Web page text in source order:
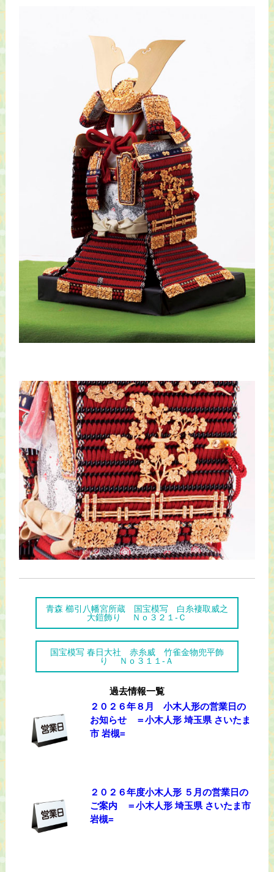
青森 櫛引八幡宮所蔵 国宝模写 白糸褄取威之
大鎧飾り Ｎｏ３２１-Ｃ
国宝模写 春日大社 赤糸威 竹雀金物兜平飾
り Ｎｏ３１１-Ａ
過去情報一覧
２０２６年８月 小木人形の営業日の
お知らせ ＝小木人形 埼玉県 さいたま
市 岩槻=
２０２６年度小木人形 ５月の営業日の
ご案内 ＝小木人形 埼玉県 さいたま市
岩槻=